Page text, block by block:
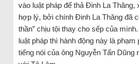
vào luật pháp để thả Đinh La Thăng,
hợp lý, bởi chính Đinh La Thăng đã
thần” chịu tội thay cho sếp của
luật pháp thì hành động này là
tiếng nói của ông Nguyễn Tấn Dũng